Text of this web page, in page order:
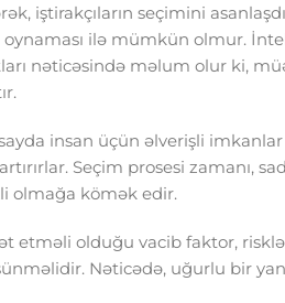
iştirakçıların seçimini
ilə mümkün olmur.
nəticəsində məlum olur ki,
insan üçün əlverişli
Seçim prosesi zamanı,
olmağa kömək edir.
etməli olduğu vacib faktor,
Nəticədə, uğurlu bir